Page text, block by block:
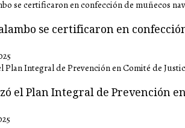
se certificaron en
el Plan Integral de Prevención